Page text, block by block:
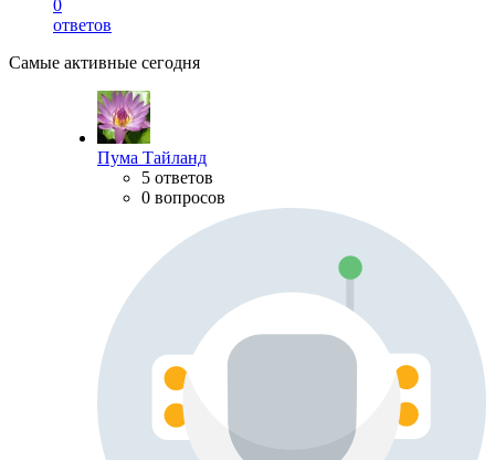
0
ответов
Самые активные сегодня
Пума Тайланд
5 ответов
0 вопросов